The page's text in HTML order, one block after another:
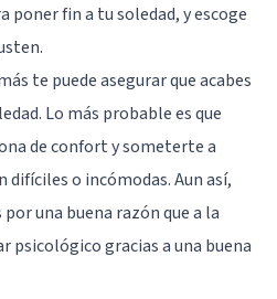
poner fin a tu soledad, y escoge
te puede asegurar que acabes
Lo más probable es que
de confort y someterte a
o incómodas. Aun así,
una buena razón que a la
psicológico gracias a una buena